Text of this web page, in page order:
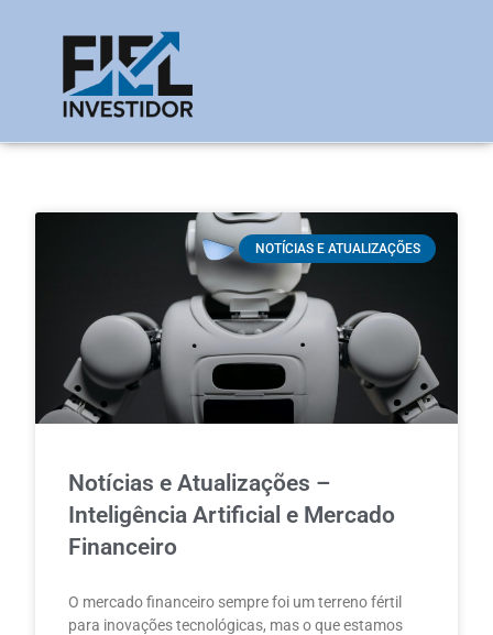
NOTÍCIAS E ATUALIZAÇÕES
Notícias e Atualizações –
Inteligência Artificial e Mercado
Financeiro
O mercado financeiro sempre foi um terreno fértil
para inovações tecnológicas, mas o que estamos